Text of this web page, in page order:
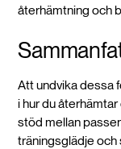
återhämtning och
Att undvika dessa
i hur du
stöd mellan
träningsglädje och